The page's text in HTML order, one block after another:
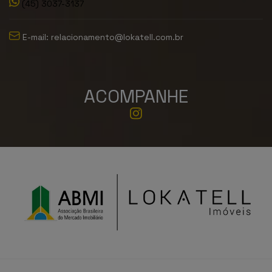
(45) 3037-3137
E-mail: relacionamento@lokatell.com.br
ACOMPANHE